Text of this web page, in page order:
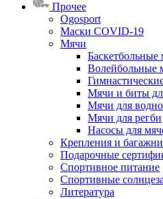
Прочее
Ogosport
Маски COVID-19
Мячи
Баскетбольные
Волейбольные
Мячи и биты
Мячи для
Мячи для регби
Насосы для
Крепления и
Подарочные
Спортивное питание
Спортивные
Литература